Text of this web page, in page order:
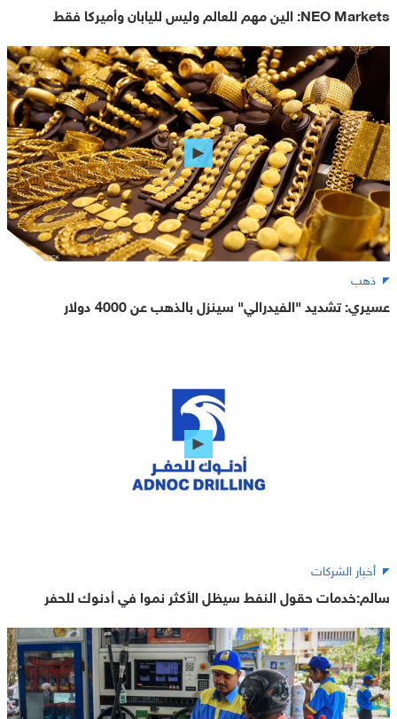
NEO Markets: الين مهم للعالم وليس لليابان وأميركا فقط
ذهب
عسيري: تشديد "الفيدرالي" سينزل بالذهب عن 4000 دولار
أخبار الشركات
سالم:خدمات حقول النفط سيظل الأكثر نموا في أدنوك للحفر